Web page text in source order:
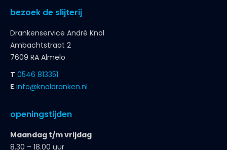
bezoek de slijterij
Drankenservice André Knol
Ambachtstraat 2
7609 RA Almelo
T 0546 813351
E info@knoldranken.nl
openingstijden
Maandag t/m vrijdag
8.30 – 18.00 uur